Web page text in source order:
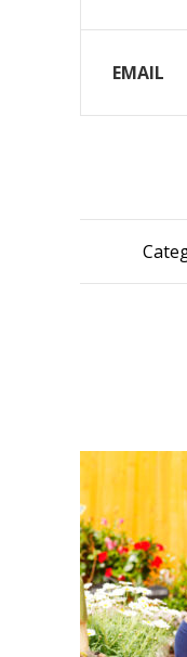
EMAIL